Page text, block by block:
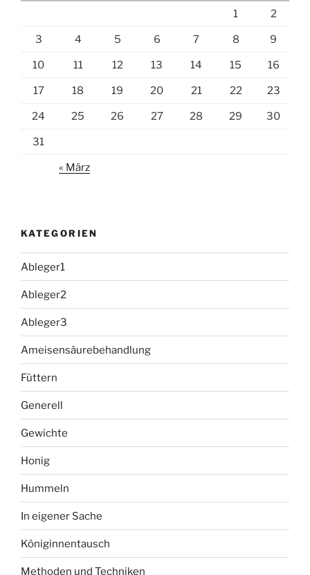
1 2
3 4 5 6 7 8 9
10 11 12 13 14 15 16
17 18 19 20 21 22 23
24 25 26 27 28 29 30
31
« März
KATEGORIEN
Ableger1
Ableger2
Ableger3
Ameisensäurebehandlung
Füttern
Generell
Gewichte
Honig
Hummeln
In eigener Sache
Königinnentausch
Methoden und Techniken